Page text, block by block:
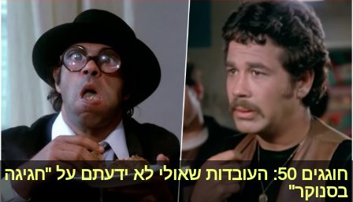
חוגגים 50: העובדות שאולי לא ידעתם על "חגיגה
בסנוקר"